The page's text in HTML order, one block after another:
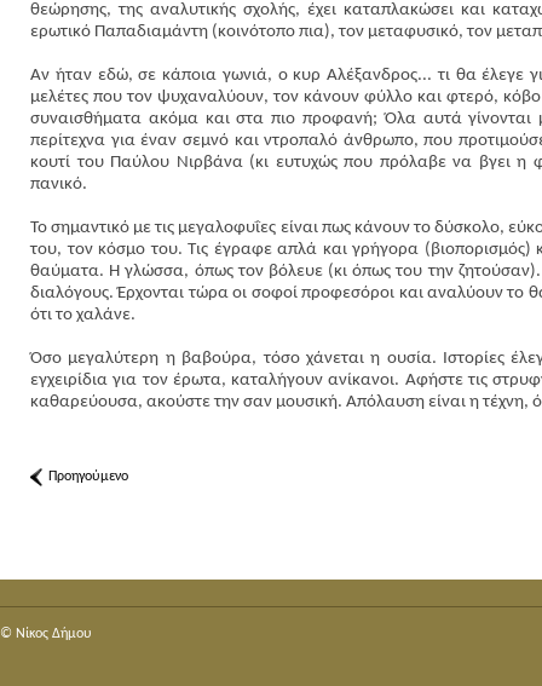
θεώρησης, της αναλυτικής σχολής, έχει καταπλακώσει και
ερωτικό Παπαδιαμάντη (κοινότοπο πια), τον μεταφυσικό, τον
Αν ήταν εδώ, σε κάποια γωνιά, ο κυρ Αλέξανδρος... τι θα έλεγε
μελέτες που τον ψυχαναλύουν, τον κάνουν φύλλο και φτερό,
συναισθήματα ακόμα και στα πιο προφανή; Όλα αυτά
περίτεχνα για έναν σεμνό και ντροπαλό άνθρωπο, που
κουτί του Παύλου Νιρβάνα (κι ευτυχώς που πρόλαβε να βγει
πανικό.
Το σημαντικό με τις μεγαλοφυΐες είναι πως κάνουν το δύσκολο,
του, τον κόσμο του. Τις έγραφε απλά και γρήγορα
θαύματα. Η γλώσσα, όπως τον βόλευε (κι όπως του την
διαλόγους. Έρχονται τώρα οι σοφοί προφεσόροι και αναλύουν
ότι το χαλάνε.
Όσο μεγαλύτερη η βαβούρα, τόσο χάνεται η ουσία. Ιστορίες
εγχειρίδια για τον έρωτα, καταλήγουν ανίκανοι. Αφήστε τις
καθαρεύουσα, ακούστε την σαν μουσική. Απόλαυση είναι η τέχνη,
Προηγούμενο
© Nίκος Δήμου